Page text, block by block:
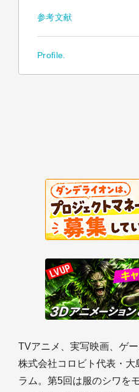
参考文献
Profile.
TVアニメ、実写映画、ゲ
株式会社コロビト代表・大
ラム。第5回は服のシワを